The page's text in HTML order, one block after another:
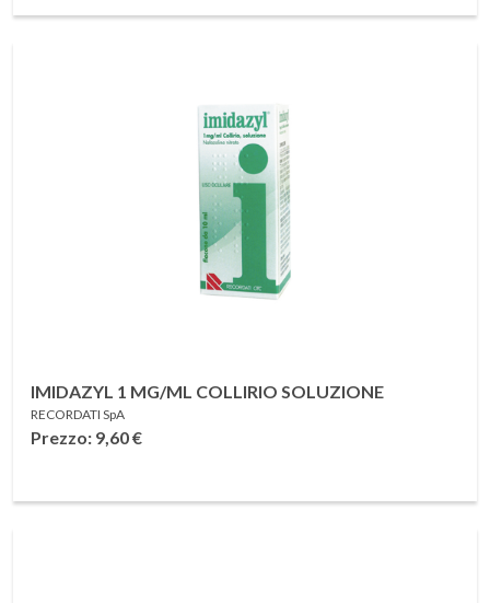
IMIDAZYL 1 MG/ML COLLIRIO SOLUZIONE
RECORDATI SpA
Prezzo: 9,60€